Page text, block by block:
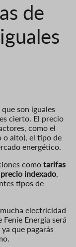
de
son iguales
cierto. El precio
como el
o alto), el tipo de
energético.
como tarifas
indexado,
tipos de
electricidad
Energía será
que pagarás